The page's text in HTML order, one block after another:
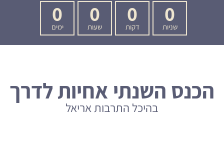
0
שניות
0
דקות
0
שעות
0
ימים
הכנס השנתי אחיות לדרך
בהיכל התרבות אריאל